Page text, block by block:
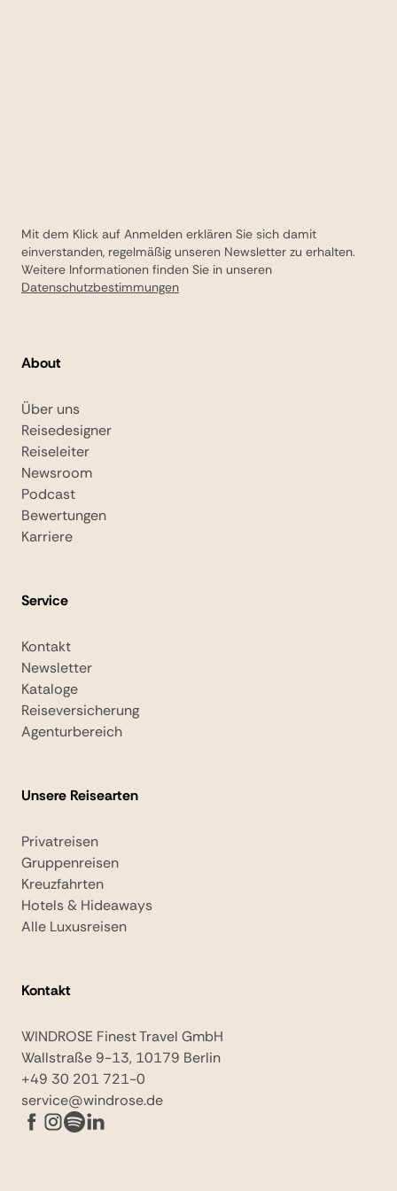
Mit dem Klick auf Anmelden erklären Sie sich damit
einverstanden, regelmäßig unseren Newsletter zu erhalten.
Weitere Informationen finden Sie in unseren
Datenschutzbestimmungen
About
Über uns
Reisedesigner
Reiseleiter
Newsroom
Podcast
Bewertungen
Karriere
Service
Kontakt
Newsletter
Kataloge
Reiseversicherung
Agenturbereich
Unsere Reisearten
Privatreisen
Gruppenreisen
Kreuzfahrten
Hotels & Hideaways
Alle Luxusreisen
Kontakt
WINDROSE Finest Travel GmbH
Wallstraße 9-13, 10179 Berlin
+49 30 201 721-0
service@windrose.de